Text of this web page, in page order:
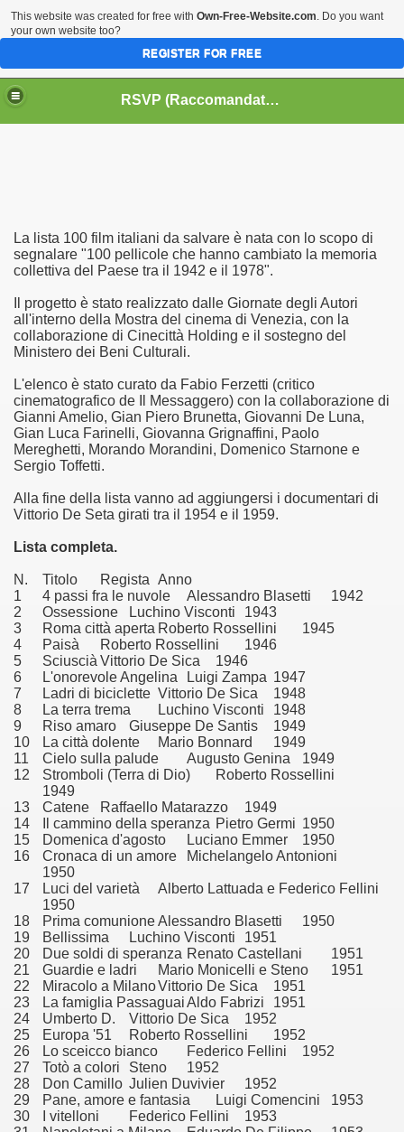
HOME BIOGRAFIE
CINEMA
DATABASE LIBRI
LIBRI
MUSICA
RSVP (Raccomandati Se Vi Piacciono)
La lista 100 film italiani da salvare è nata con lo scopo di
segnalare "100 pellicole che hanno cambiato la memoria
collettiva del Paese tra il 1942 e il 1978".
Il progetto è stato realizzato dalle Giornate degli Autori
all'interno della Mostra del cinema di Venezia, con la
collaborazione di Cinecittà Holding e il sostegno del
Ministero dei Beni Culturali.
L'elenco è stato curato da Fabio Ferzetti (critico
cinematografico de Il Messaggero) con la collaborazione di
Gianni Amelio, Gian Piero Brunetta, Giovanni De Luna,
Gian Luca Farinelli, Giovanna Grignaffini, Paolo
Mereghetti, Morando Morandini, Domenico Starnone e
Sergio Toffetti.
Alla fine della lista vanno ad aggiungersi i documentari di
Vittorio De Seta girati tra il 1954 e il 1959.
Lista completa.
N. Titolo Regista Anno
1
4 passi fra le nuvole Alessandro Blasetti
1942
2
Ossessione Luchino Visconti
1943
3
Roma città aperta Roberto Rossellini
1945
4
Paisà Roberto Rossellini
1946
5
Sciuscià Vittorio De Sica
1946
6
L'onorevole Angelina Luigi Zampa 1947
7
Ladri di biciclette Vittorio De Sica
1948
8
La terra trema Luchino Visconti
1948
9
Riso amaro Giuseppe De Santis
1949
10
La città dolente Mario Bonnard
1949
11
Cielo sulla palude Augusto Genina
1949
12
Stromboli (Terra di Dio)
Roberto Rossellini
1949
13
Catene Raffaello Matarazzo
1949
14
Il cammino della speranza Pietro Germi 1950
15
Domenica d'agosto Luciano Emmer
1950
16
Cronaca di un amore
Michelangelo Antonioni
1950
17
Luci del varietà
Alberto Lattuada e Federico Fellini
1950
18
Prima comunioneAlessandro Blasetti
1950
19
Bellissima Luchino Visconti
1951
20
Due soldi di speranza Renato Castellani
1951
21
Guardie e ladri Mario Monicelli e Steno
1951
22
Miracolo a MilanoVittorio De Sica
1951
23
La famiglia PassaguaiAldo Fabrizi
1951
24
Umberto D. Vittorio De Sica
1952
25
Europa '51 Roberto Rossellini
1952
26
Lo sceicco bianco Federico Fellini
1952
27
Totò a colori Steno
1952
28
Don Camillo Julien Duvivier
1952
29
Pane, amore e fantasia Luigi Comencini
1953
30
I vitelloni Federico Fellini
1953
edizione del Premio Strega.
l'esordio enigmatico e avvincente di Marcello
Se Ti Piacciono nel mese di Aprile 2013.
di quella che dovrebbe essere la quadrilogia di Carlos
lingue, le sue opere hanno conquistato milioni di
di vendite, Il cacciatore di aquiloni.
di Jeffery Deaver dedicato al criminologo tetraplegico
atipico, un viaggio interiore di Isabel Allende
di maggior successo al mondo.
psicopatico assoldato dal potere per poter incastrare
risiede quasi esclusivamente nella sua enorme
Se Ti Piacciono nel mese di Maggio 2013.
minacce e la vita sotto scorta.
e nel sogno di dominio della camorra.
40 milioni di insetti appositamente allevati.
nella cultura contemporanea.
Dark Secret – Rhapsody of Fire.
This website was created for free with Own-Free-Website.com. Do you want
your own website too?
REGISTER FOR FREE